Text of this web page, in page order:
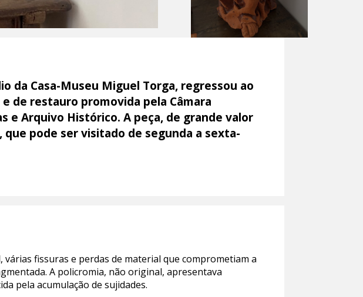
da Casa-Museu Miguel Torga, regressou ao
de restauro promovida pela Câmara
e Arquivo Histórico. A peça, de grande valor
pode ser visitado de segunda a sexta-
fissuras e perdas de material que comprometiam a
A policromia, não original, apresentava
pela acumulação de sujidades.